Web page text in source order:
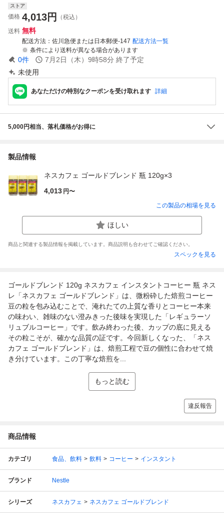
ストア
価格 4,013円
（税込）
送料 無料
配送方法 佐川急便または日本郵便-147 配送方法一覧
条件により送料が異なる場合があります
0件 7月2日（木）9時58分 終了予定
未使用
あなただけの特別なクーポンを受け取れます 詳細
5,000円相当、落札価格がお得に
製品情報
ネスカフェ ゴールドブレンド 瓶 120g×3
4,013 円〜
この製品の相場を見る
ほしい
商品と関連する製品情報を掲載しています。商品説明も合わせてご確認ください。
スペックを見る
ゴールドブレンド 120g ネスカフェ インスタントコーヒー 瓶 ネス
レ「ネスカフェ ゴールドブレンド」は、微粉砕した焙煎コーヒー
豆の粒を包み込むことで、淹れたての上質な香りとコーヒー本来
の味わい、雑味のない澄みきった後味を実現した「レギュラーソ
リュブルコーヒー」です。飲み終わった後、カップの底に見える
その粒こそが、確かな品質の証です。今回新しくなった、「ネス
カフェ ゴールドブレンド」は、焙煎工程で豆の個性に合わせて焼
き分けています。この丁寧な焙煎を...
もっと読む
違反報告
商品情報
カテゴリ 食品、飲料 飲料 コーヒー インスタント
ブランド Nestle
シリーズ ネスカフェ ネスカフェ ゴールドブレンド